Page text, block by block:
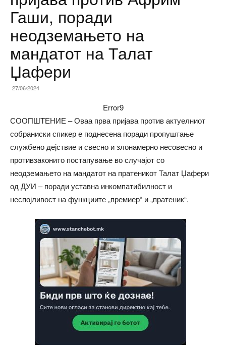
Гаши, поради
неодземањето на
мандатот на Талат
Џафери
27/06/2024
Error9
СООПШТЕНИЕ – Оваа прва пријава против актуелниот
собраниски спикер е поднесена поради пропуштање
службено дејствие и свесно и злонамерно несовесно и
противзаконито постапување во случајот со
неодземањето на мандатот на пратеникот Талат Џафери
од ДУИ – поради уставна инкомпатибилност и
неспојливост на функциите „премиер“ и „пратеник“.